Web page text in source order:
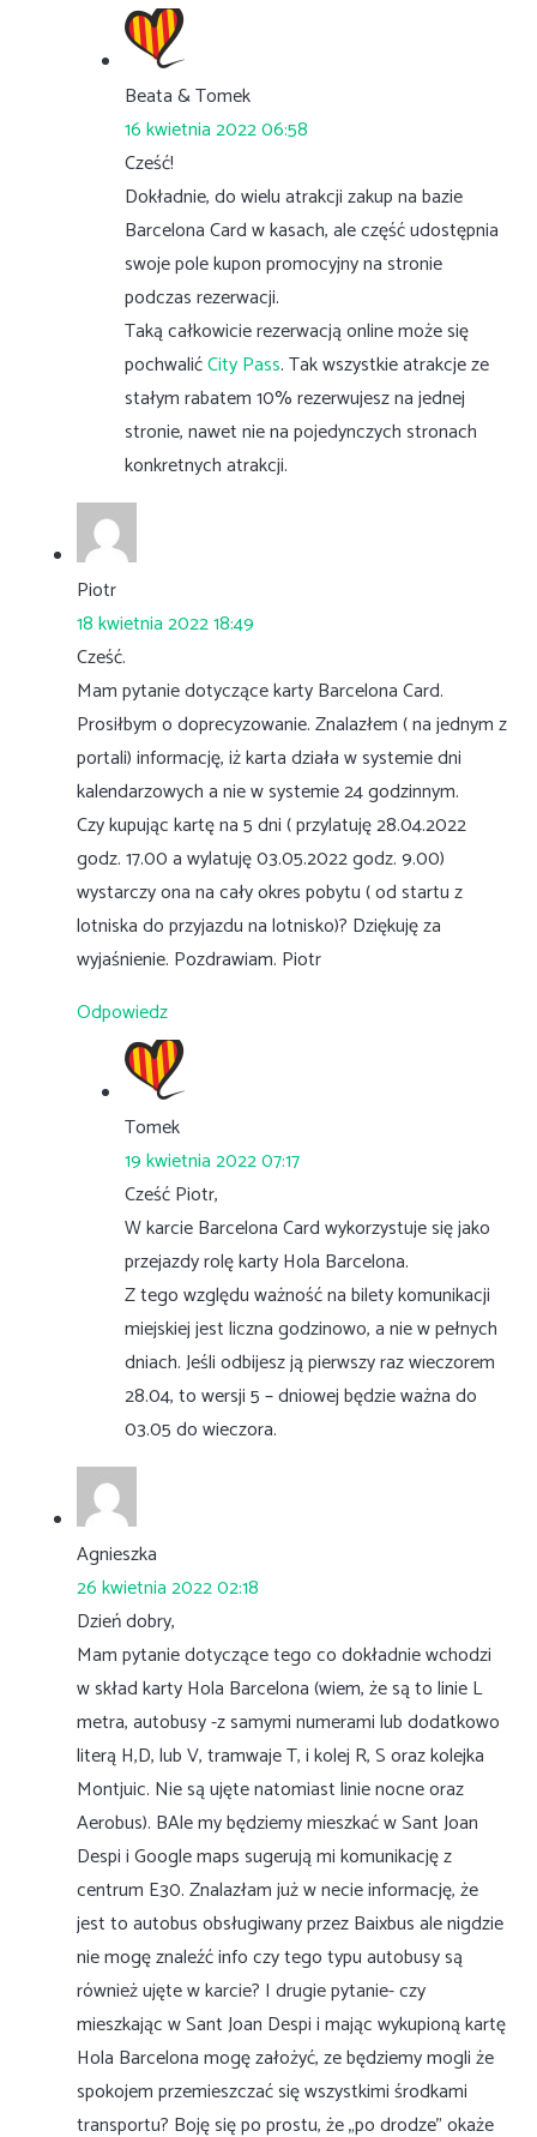
Beata & Tomek
16 kwietnia 2022 06:58
Cześć!
Dokładnie, do wielu atrakcji zakup na bazie
Barcelona Card w kasach, ale część udostępnia
swoje pole kupon promocyjny na stronie
podczas rezerwacji.
Taką całkowicie rezerwacją online może się
pochwalićCity Pass. Tak wszystkie atrakcje ze
stałym rabatem 10% rezerwujesz na jednej
stronie, nawet nie na pojedynczych stronach
konkretnych atrakcji.
Piotr
18 kwietnia 2022 18:49
Cześć.
Mam pytanie dotyczące karty Barcelona Card.
Prosiłbym o doprecyzowanie. Znalazłem ( na jednym z
portali) informację, iż karta działa w systemie dni
kalendarzowych a nie w systemie 24 godzinnym.
Czy kupując kartę na 5 dni ( przylatuję 28.04.2022
godz. 17.00 a wylatuję 03.05.2022 godz. 9.00)
wystarczy ona na cały okres pobytu ( od startu z
lotniska do przyjazdu na lotnisko)? Dziękuję za
wyjaśnienie. Pozdrawiam. Piotr
Odpowiedz
Tomek
19 kwietnia 2022 07:17
Cześć Piotr,
W karcie Barcelona Card wykorzystuje się jako
przejazdy rolę karty Hola Barcelona.
Z tego względu ważność na bilety komunikacji
miejskiej jest liczna godzinowo, a nie w pełnych
dniach. Jeśli odbijesz ją pierwszy raz wieczorem
28.04, to wersji 5 – dniowej będzie ważna do
03.05 do wieczora.
Agnieszka
26 kwietnia 2022 02:18
Dzień dobry,
Mam pytanie dotyczące tego co dokładnie wchodzi
w skład karty Hola Barcelona (wiem, że są to linie L
metra, autobusy -z samymi numerami lub dodatkowo
literą H,D, lub V, tramwaje T, i kolej R, S oraz kolejka
Montjuic. Nie są ujęte natomiast linie nocne oraz
Aerobus). BAle my będziemy mieszkać w Sant Joan
Despi i Google maps sugerują mi komunikację z
centrum E30. Znalazłam już w necie informację, że
jest to autobus obsługiwany przez Baixbus ale nigdzie
nie mogę znaleźć info czy tego typu autobusy są
również ujęte w karcie? I drugie pytanie- czy
mieszkając w Sant Joan Despi i mając wykupioną kartę
Hola Barcelona mogę założyć, ze będziemy mogli że
spokojem przemieszczać się wszystkimi środkami
transportu? Boję się po prostu, że „po drodze” okaże